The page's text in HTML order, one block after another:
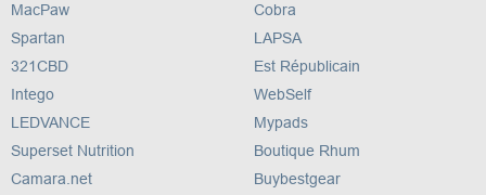
MacPaw
Spartan
321CBD
Intego
LEDVANCE
Superset Nutrition
Camara.net
Cobra
LAPSA
Est Républicain
WebSelf
Mypads
Boutique Rhum
Buybestgear